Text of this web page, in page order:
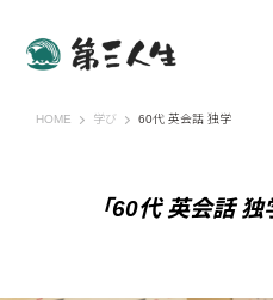
HOME 第三人生 〜寄り道の歩き方〜
学び 60代 英会話 独学
「60代 英会話